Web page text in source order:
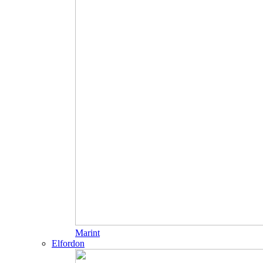
Marint
Elfordon